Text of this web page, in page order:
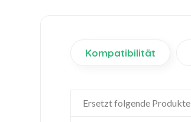
Kompatibilität
Ersetzt folgende Produkte